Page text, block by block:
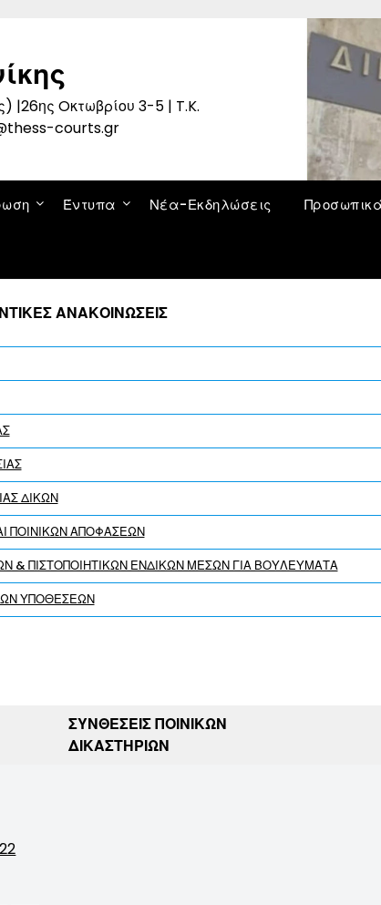
|26ης Oκτωβρίου 3-5 | T.K.
courts.gr
Έντυπα Νέα-Εκδηλώσεις
ΑΝΑΚΟΙΝΩΣΕΙΣ
ΔΙΚΩΝ
ΠΟΙΝΙΚΩΝ ΑΠΟΦΑΣΕΩΝ
ΠΙΣΤΟΠΟΙΗΤΙΚΩΝ ΕΝΔΙΚΩΝ ΜΕΣΩΝ ΓΙΑ ΒΟΥΛΕΥΜΑΤΑ
ΥΠΟΘΕΣΕΩΝ
ΣΥΝΘΕΣΕΙΣ ΠΟΙΝΙΚΩΝ
ΔΙΚΑΣΤΗΡΙΩΝ